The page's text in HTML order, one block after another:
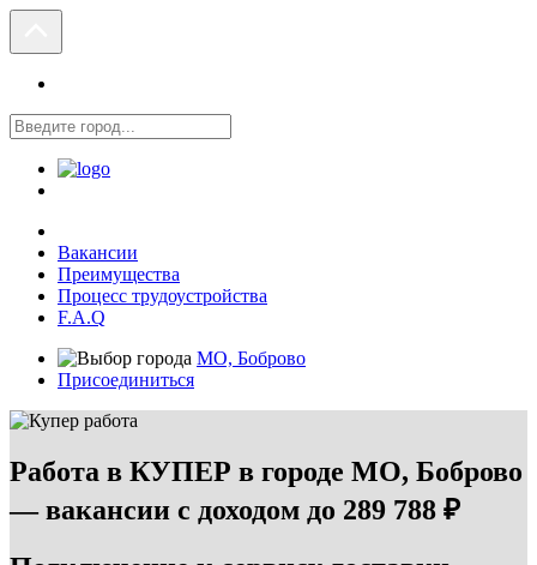
Вакансии
Преимущества
Процесс трудоустройства
F.A.Q
МО, Боброво
Присоединиться
Работа в КУПЕР в городе МО, Боброво
— вакансии с доходом до 289 788 ₽